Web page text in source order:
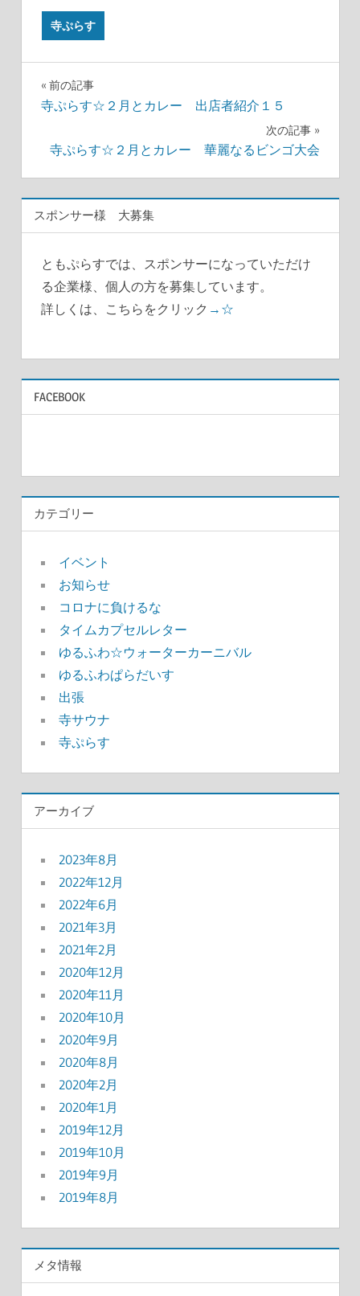
寺ぷらす
投
稿
ナ
ビ
ゲ
シ
ョ
前の記事
寺ぷらす☆２月とカレー 出店者紹介１５
次の記事
寺ぷらす☆２月とカレー 華麗なるビンゴ大会
スポンサー様 大募集
ともぷらすでは、スポンサーになっていただけ
る企業様、個人の方を募集しています。
詳しくは、こちらをクリック →☆
FACEBOOK
カテゴリー
イベント
お知らせ
コロナに負けるな
タイムカプセルレター
ゆるふわ☆ウォーターカーニバル
ゆるふわぱらだいす
出張
寺サウナ
寺ぷらす
アーカイブ
2023年8月
2022年12月
2022年6月
2021年3月
2021年2月
2020年12月
2020年11月
2020年10月
2020年9月
2020年8月
2020年2月
2020年1月
2019年12月
2019年10月
2019年9月
2019年8月
メタ情報